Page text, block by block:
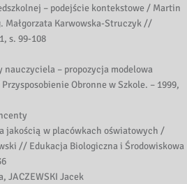
– podejście kontekstowe / Martin
Małgorzata Karwowska-Struczyk //
s. 99-108
nauczyciela – propozycja modelowa
Obronne w Szkole. – 1999,
jakością w placówkach oświatowych /
// Edukacja Biologiczna i Środowiskowa
JACZEWSKI Jacek